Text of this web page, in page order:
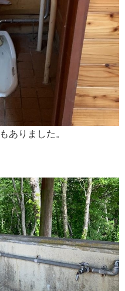
ありました。